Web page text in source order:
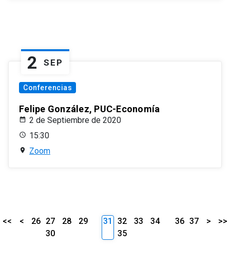
2 SEP
Conferencias
Felipe González, PUC-Economía
2 de Septiembre de 2020
15:30
Zoom
<< < 26 27 28
29
30
31 32 33
34
35
36 37 > >>